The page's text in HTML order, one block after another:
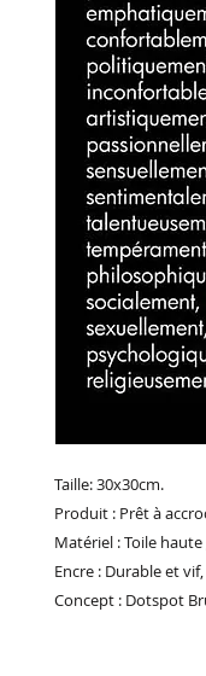
Taille: 30x30cm.
Produit : Prêt à
Matériel : Toile
Encre : Durable et
Concept : Dotspot